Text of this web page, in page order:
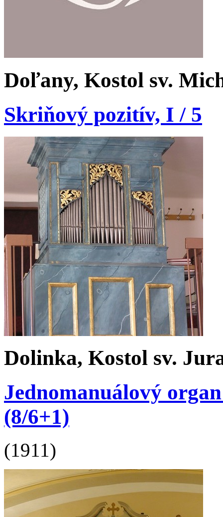
Doľany, Kostol sv.
Skriňový pozitív, I / 5
Dolinka, Kostol sv.
Jednomanuálový
(8/6+1)
(1911)